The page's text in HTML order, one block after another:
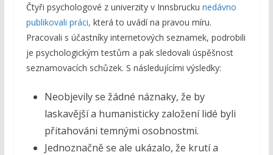
Čtyři psychologové z univerzity v Innsbrucku nedávno
publikovali práci, která to uvádí na pravou míru.
Pracovali s účastníky internetových seznamek, podrobili
je psychologickým testům a pak sledovali úspěšnost
seznamovacích schůzek. S následujícími výsledky:
Neobjevily se žádné náznaky, že by
laskavější a humanisticky založení lidé byli
přitahováni temnými osobnostmi.
Jednoznačně se ale ukázalo, že krutí a